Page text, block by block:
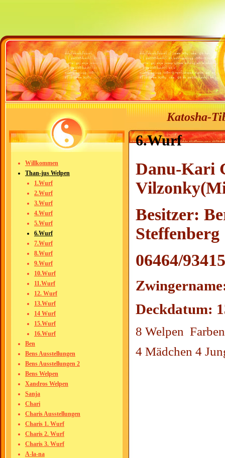
Katosha-
Willkommen
Than-jus Welpen
1.Wurf
2.Wurf
3.Wurf
4.Wurf
5.Wurf
6.Wurf
7.Wurf
8.Wurf
9.Wurf
10.Wurf
11.Wurf
12. Wurf
13.Wurf
14 Wurf
15.Wurf
16.Wurf
Ben
Bens Ausstellungen
Bens Ausstellungen 2
Bens Welpen
Xandros Welpen
Sanja
Chari
Charis Ausstellungen
Charis 1. Wurf
Charis 2. Wurf
Charis 3. Wurf
A-la-na
6.Wurf
Danu-Kari
Besitzer:
Steffenberg
06464/
Deckdatum:
8 Welpen
4 Mädchen 4